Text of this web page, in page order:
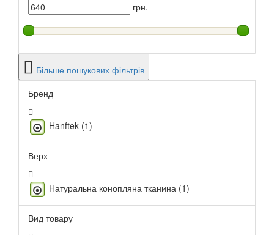
грн.
Більше пошукових фільтрів
Бренд
Hanftek (1)
Верх
Натуральна конопляна тканина (1)
Вид товару